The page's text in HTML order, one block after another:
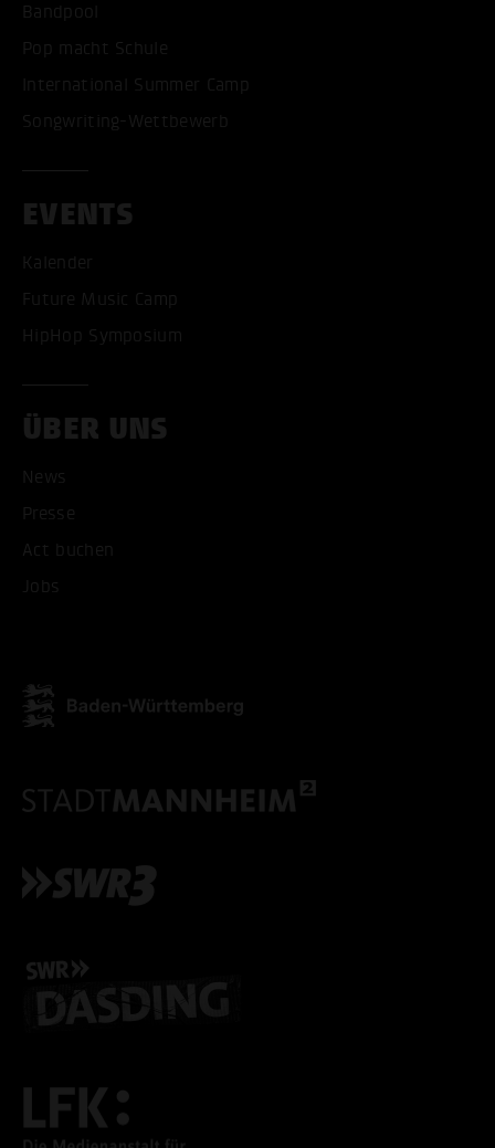
Bandpool
Pop macht Schule
International Summer Camp
Songwriting-Wettbewerb
EVENTS
Kalender
Future Music Camp
HipHop Symposium
ÜBER UNS
News
Presse
Act buchen
Jobs